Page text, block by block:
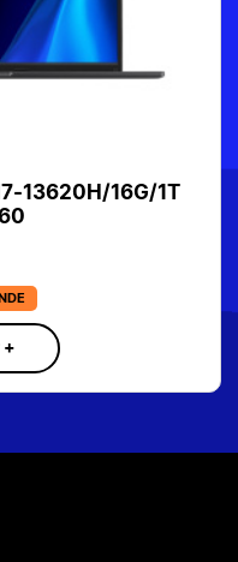
13620H/16G/1T
+